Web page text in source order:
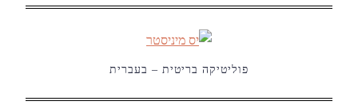
פוליטיקה בריטית – בעברית